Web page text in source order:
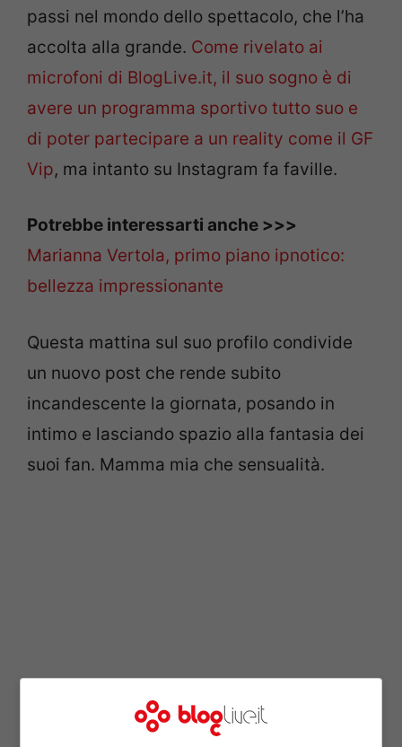
passi nel mondo dello spettacolo, che l’ha
accolta alla grande. Come rivelato ai
microfoni di BlogLive.it, il suo sogno è di
avere un programma sportivo tutto suo e
di poter partecipare a un reality come il GF
Vip, ma intanto su Instagram fa faville.
Potrebbe interessarti anche >>>
Marianna Vertola, primo piano ipnotico:
bellezza impressionante
Questa mattina sul suo profilo condivide
un nuovo post che rende subito
incandescente la giornata, posando in
intimo e lasciando spazio alla fantasia dei
suoi fan. Mamma mia che sensualità.